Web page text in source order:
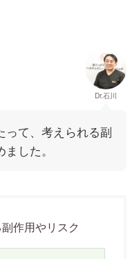
Dr.石川
って、考えられる副
した。
作用やリスク